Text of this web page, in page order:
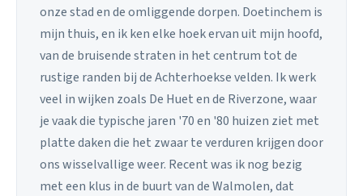
onze stad en de omliggende dorpen. Doetinchem is
mijn thuis, en ik ken elke hoek ervan uit mijn hoofd,
van de bruisende straten in het centrum tot de
rustige randen bij de Achterhoekse velden. Ik werk
veel in wijken zoals De Huet en de Riverzone, waar
je vaak die typische jaren '70 en '80 huizen ziet met
platte daken die het zwaar te verduren krijgen door
ons wisselvallige weer. Recent was ik nog bezig
met een klus in de buurt van de Walmolen, dat